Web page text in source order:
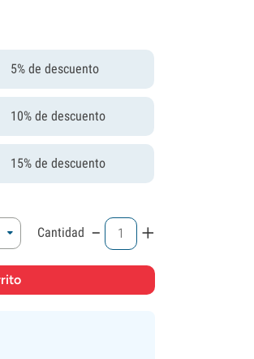
5% de descuento
10% de descuento
15% de descuento
Cantidad - +